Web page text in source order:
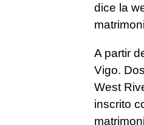
dice la
A partir
Vigo.
West
inscrito